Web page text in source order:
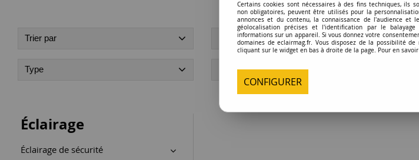
Trier par Disponibilité
Type Famille
Éclairage
Éclairage de sécurité
Certains cookies sont nécessaires à des fins techniques, ils
non obligatoires, peuvent être utilisés pour la
annonces et du contenu, la connaissance de l'audience et
géolocalisation précises et l'identification par le
informations sur un appareil. Si vous donnez votre
domaines de eclairmag.fr. Vous disposez de la possibilité
cliquant sur le widget en bas à droite de la page. Pour en
CONFIGURER